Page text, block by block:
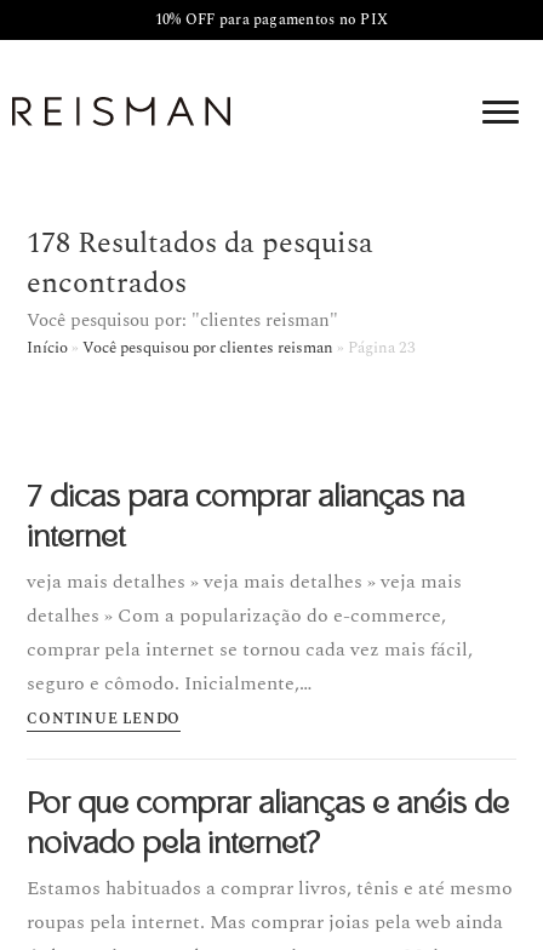
10% OFF para pagamentos no PIX
178 Resultados da pesquisa
encontrados
Você pesquisou por: "clientes reisman"
Início »Você pesquisou por clientes reisman » Página 23
7 dicas para comprar alianças na
internet
veja mais detalhes » veja mais detalhes » veja mais
detalhes » Com a popularização do e-commerce,
comprar pela internet se tornou cada vez mais fácil,
seguro e cômodo. Inicialmente,…
CONTINUE LENDO
Por que comprar alianças e anéis de
noivado pela internet?
Estamos habituados a comprar livros, tênis e até mesmo
roupas pela internet. Mas comprar joias pela web ainda